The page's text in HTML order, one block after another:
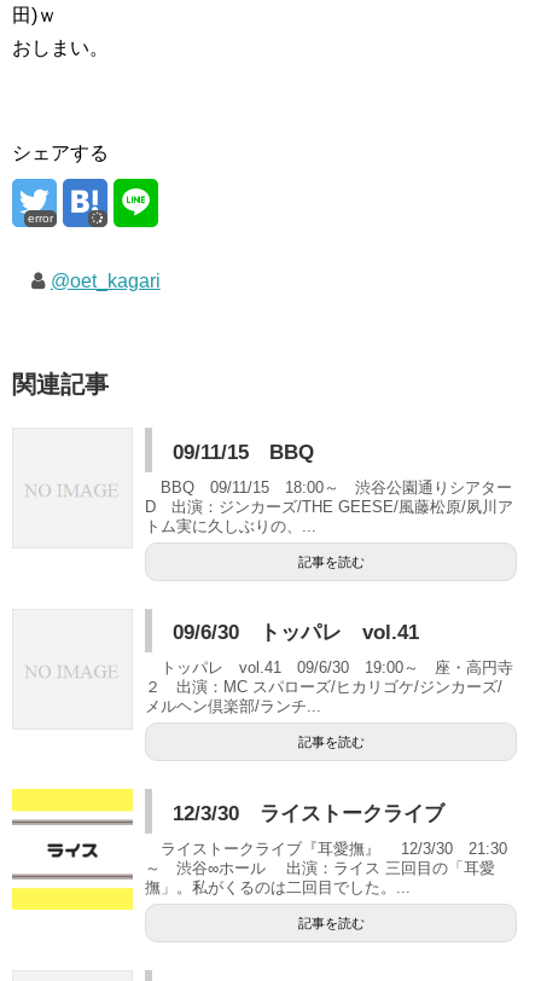
田)ｗ
おしまい。
シェアする
error
@oet_kagari
関連記事
09/11/15 BBQ
BBQ 09/11/15 18:00～ 渋谷公園通りシアター
D 出演：ジンカーズ/THE GEESE/風藤松原/夙川ア
トム実に久しぶりの、...
記事を読む
09/6/30 トッパレ vol.41
トッパレ vol.41 09/6/30 19:00～ 座・高円寺
２ 出演：MC スパローズ/ヒカリゴケ/ジンカーズ/
メルヘン倶楽部/ランチ...
記事を読む
12/3/30 ライストークライブ
ライストークライブ『耳愛撫』 12/3/30 21:30
～ 渋谷∞ホール 出演：ライス 三回目の「耳愛
撫」。私がくるのは二回目でした。...
記事を読む